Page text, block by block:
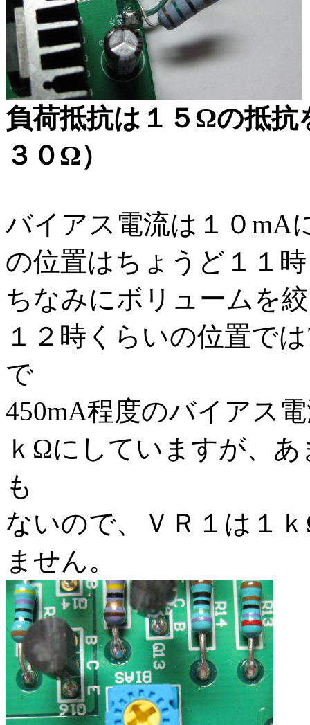
負荷抵抗は１５Ωの抵抗
３０Ω）
バイアス電流は１０mA
の位置はちょうど１１
ちなみにボリュームを
１２時くらいの位置で
で
450mA程度のバイアス
ｋΩにしていますが、
も
ないので、ＶＲ１は１
ません。